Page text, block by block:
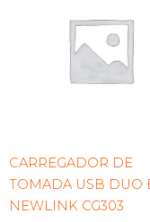
CARREGADOR DE
TOMADA USB DUO
NEWLINK CG303